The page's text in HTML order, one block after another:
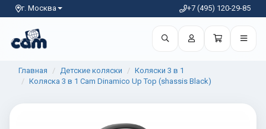
г. Москва +7 (495) 120-29-85
Главная Детские коляски
Коляски 3 в 1
Коляска 3 в 1 Cam Dinamico Up Top (shassis Black)